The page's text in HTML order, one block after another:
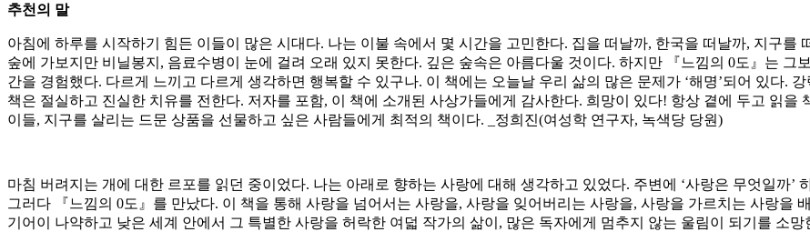
추천의 말
아침에 하루를 시작하기 힘든 이들이 많은 시대다. 나는 이불 속에서 몇 시간을 고민한다. 집을 떠날까, 한국을 떠날까, 지구를
숲에 가보지만 비닐봉지, 음료수병이 눈에 걸려 오래 있지 못한다. 깊은 숲속은 아름다울 것이다. 하지만 『느낌의 0도』는 그
간을 경험했다. 다르게 느끼고 다르게 생각하면 행복할 수 있구나. 이 책에는 오늘날 우리 삶의 많은 문제가 ‘해명’되어 있다.
책은 절실하고 진실한 치유를 전한다. 저자를 포함, 이 책에 소개된 사상가들에게 감사한다. 희망이 있다! 항상 곁에 두고 읽
이들, 지구를 살리는 드문 상품을 선물하고 싶은 사람들에게 최적의 책이다. _정희진(여성학 연구자, 녹색당 당원)
마침 버려지는 개에 대한 르포를 읽던 중이었다. 나는 아래로 향하는 사랑에 대해 생각하고 있었다. 주변에 ‘사랑은 무엇일까’
그러다 『느낌의 0도』를 만났다. 이 책을 통해 사랑을 넘어서는 사랑을, 사랑을 잊어버리는 사랑을, 사랑을 가르치는 사랑을
기어이 나약하고 낮은 세계 안에서 그 특별한 사랑을 허락한 여덟 작가의 삶이, 많은 독자에게 멈추지 않는 울림이 되기를 소